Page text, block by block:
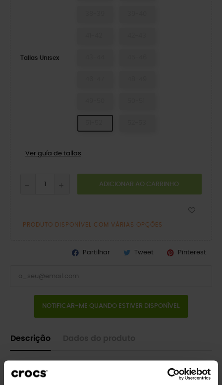
Tallas Unisex
Ver guía de tallas
ADICIONAR AO CARRINHO
PRODUTO DISPONÍVEL COM VÁRIAS OPÇÕES
Partilhar Tweet Pinterest
NOTIFICAR-ME QUANDO ESTIVER DISPONÍVEL
Descrição
ventilação para respirabilidade. O Crocs Classic é o calçado